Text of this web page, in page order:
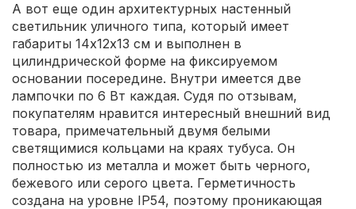
А вот еще один архитектурных настенный
светильник уличного типа, который имеет
габариты 14х12х13 см и выполнен в
цилиндрической форме на фиксируемом
основании посередине. Внутри имеется две
лампочки по 6 Вт каждая. Судя по отзывам,
покупателям нравится интересный внешний вид
товара, примечательный двумя белыми
светящимися кольцами на краях тубуса. Он
полностью из металла и может быть черного,
бежевого или серого цвета. Герметичность
создана на уровне IP54, поэтому проникающая